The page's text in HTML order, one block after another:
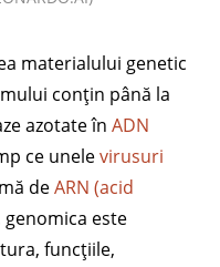
materialului genetic
conțin până la
azotate în ADN
ce unelevirusuri
deARN (acid
genomica este
funcțiile,